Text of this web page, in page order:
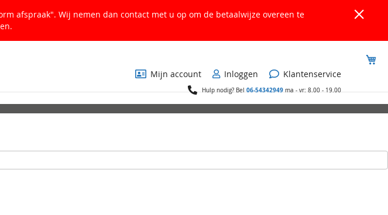
afspraak". Wij nemen dan contact met u op om de betaalwijze overeen te
Mijn account
Inloggen Klantenservice
Hulp nodig? Bel06-54342949ma - vr: 8.00 - 19.00